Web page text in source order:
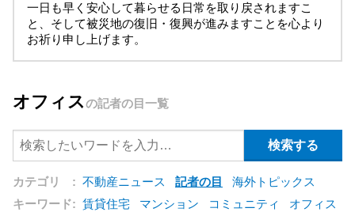
一日も早く安心して暮らせる日常を取り戻されますこ
と、そして被災地の復旧・復興が進みますことを心より
お祈り申し上げます。
オフィスの記者の目一覧
カテゴリ : 不動産ニュース 記者の目
海外トピックス
キーワード: 賃貸住宅 マンション コミュニティ
オフィス